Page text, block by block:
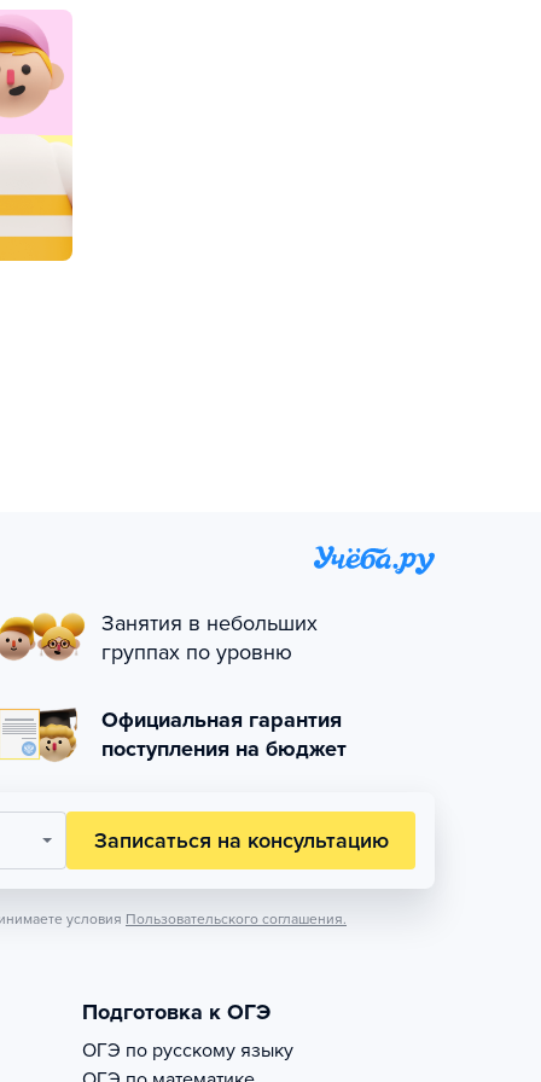
Занятия в небольших
группах по уровню
Официальная гарантия
поступления на бюджет
Записаться на консультацию
условия Пользовательского соглашения.
Подготовка к ОГЭ
ОГЭ по русскому языку